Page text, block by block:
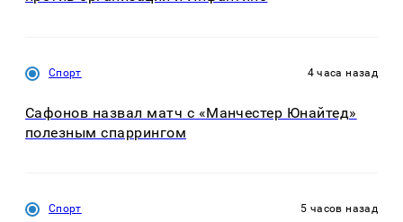
Спорт 4 часа назад
Сафонов назвал матч с «Манчестер Юнайтед»
полезным спаррингом
Спорт 5 часов назад